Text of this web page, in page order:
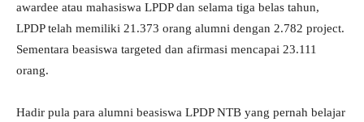
awardee atau mahasiswa LPDP dan selama tiga belas tahun,
LPDP telah memiliki 21.373 orang alumni dengan 2.782 project.
Sementara beasiswa targeted dan afirmasi mencapai 23.111
orang.
Hadir pula para alumni beasiswa LPDP NTB yang pernah belajar